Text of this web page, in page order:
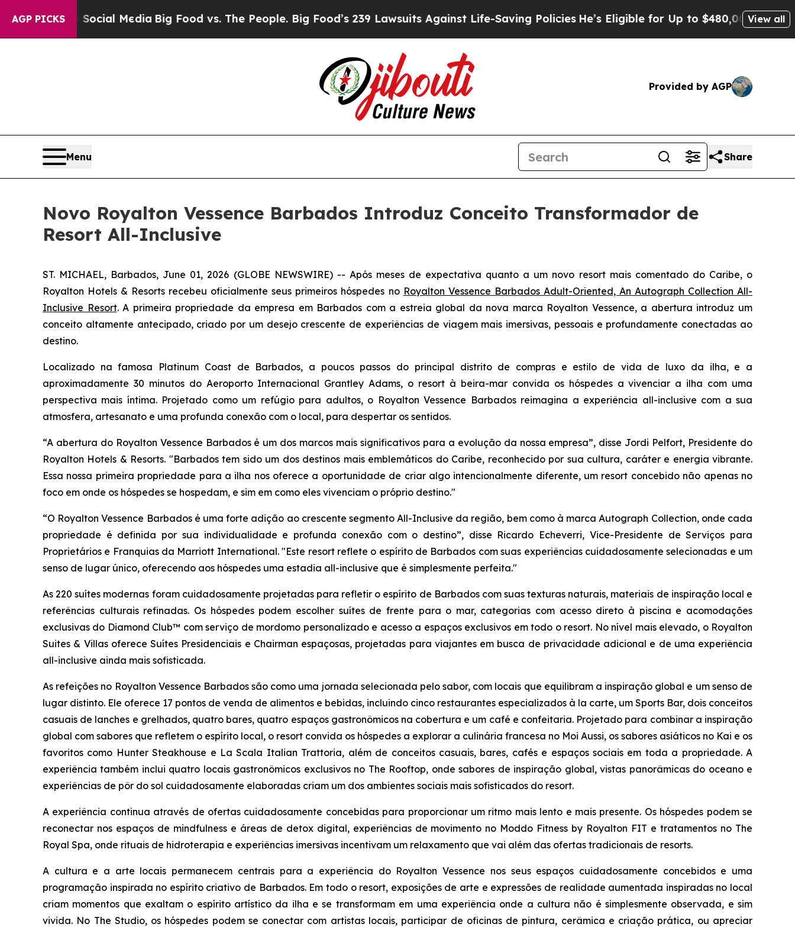
AGP PICKS
on Social MediaBig Food vs. The People. Big Food’s 239 Lawsuits Against Life-Saving PoliciesHe’s Eligible for Up to $480,000 After BeingView all
Provided by AGP
Menu Share
Novo Royalton Vessence Barbados Introduz Conceito Transformador de
Resort All-Inclusive
ST. MICHAEL, Barbados, June 01, 2026 (GLOBE NEWSWIRE) -- Após meses de expectativa quanto a um novo resort mais comentado do Caribe, o
Royalton Hotels & Resorts recebeu oficialmente seus primeiros hóspedes no Royalton Vessence Barbados Adult-Oriented, An Autograph Collection All-
Inclusive Resort. A primeira propriedade da empresa em Barbados com a estreia global da nova marca Royalton Vessence, a abertura introduz um
conceito altamente antecipado, criado por um desejo crescente de experiências de viagem mais imersivas, pessoais e profundamente conectadas ao
destino.
Localizado na famosa Platinum Coast de Barbados, a poucos passos do principal distrito de compras e estilo de vida de luxo da ilha, e a
aproximadamente 30 minutos do Aeroporto Internacional Grantley Adams, o resort à beira-mar convida os hóspedes a vivenciar a ilha com uma
perspectiva mais íntima. Projetado como um refúgio para adultos, o Royalton Vessence Barbados reimagina a experiência all-inclusive com a sua
atmosfera, artesanato e uma profunda conexão com o local, para despertar os sentidos.
“A abertura do Royalton Vessence Barbados é um dos marcos mais significativos para a evolução da nossa empresa”, disse Jordi Pelfort, Presidente do
Royalton Hotels & Resorts. "Barbados tem sido um dos destinos mais emblemáticos do Caribe, reconhecido por sua cultura, caráter e energia vibrante.
Essa nossa primeira propriedade para a ilha nos oferece a oportunidade de criar algo intencionalmente diferente, um resort concebido não apenas no
foco em onde os hóspedes se hospedam, e sim em como eles vivenciam o próprio destino."
“O Royalton Vessence Barbados é uma forte adição ao crescente segmento All-Inclusive da região, bem como à marca Autograph Collection, onde cada
propriedade é definida por sua individualidade e profunda conexão com o destino”, disse Ricardo Echeverri, Vice-Presidente de Serviços para
Proprietários e Franquias da Marriott International. "Este resort reflete o espírito de Barbados com suas experiências cuidadosamente selecionadas e um
senso de lugar único, oferecendo aos hóspedes uma estadia all-inclusive que é simplesmente perfeita."
As 220 suítes modernas foram cuidadosamente projetadas para refletir o espírito de Barbados com suas texturas naturais, materiais de inspiração local e
referências culturais refinadas. Os hóspedes podem escolher suítes de frente para o mar, categorias com acesso direto à piscina e acomodações
exclusivas do Diamond Club™ com serviço de mordomo personalizado e acesso a espaços exclusivos em todo o resort. No nível mais elevado, o Royalton
Suites & Villas oferece Suítes Presidenciais e Chairman espaçosas, projetadas para viajantes em busca de privacidade adicional e de uma experiência
all-inclusive ainda mais sofisticada.
As refeições no Royalton Vessence Barbados são como uma jornada selecionada pelo sabor, com locais que equilibram a inspiração global e um senso de
lugar distinto. Ele oferece 17 pontos de venda de alimentos e bebidas, incluindo cinco restaurantes especializados à la carte, um Sports Bar, dois conceitos
casuais de lanches e grelhados, quatro bares, quatro espaços gastronômicos na cobertura e um café e confeitaria. Projetado para combinar a inspiração
global com sabores que refletem o espírito local, o resort convida os hóspedes a explorar a culinária francesa no Moi Aussi, os sabores asiáticos no Kai e os
favoritos como Hunter Steakhouse e La Scala Italian Trattoria, além de conceitos casuais, bares, cafés e espaços sociais em toda a propriedade. A
experiência também inclui quatro locais gastronômicos exclusivos no The Rooftop, onde sabores de inspiração global, vistas panorâmicas do oceano e
experiências de pôr do sol cuidadosamente elaboradas criam um dos ambientes sociais mais sofisticados do resort.
A experiência continua através de ofertas cuidadosamente concebidas para proporcionar um ritmo mais lento e mais presente. Os hóspedes podem se
reconectar nos espaços de mindfulness e áreas de detox digital, experiências de movimento no Moddo Fitness by Royalton FIT e tratamentos no The
Royal Spa, onde rituais de hidroterapia e experiências imersivas incentivam um relaxamento que vai além das ofertas tradicionais de resorts.
A cultura e a arte locais permanecem centrais para a experiência do Royalton Vessence nos seus espaços cuidadosamente concebidos e uma
programação inspirada no espírito criativo de Barbados. Em todo o resort, exposições de arte e expressões de realidade aumentada inspiradas no local
criam momentos que exaltam o espírito artístico da ilha e se transformam em uma experiência onde a cultura não é simplesmente observada, e sim
vivida. No The Studio, os hóspedes podem se conectar com artistas locais, participar de oficinas de pintura, cerâmica e criação prática, ou apreciar